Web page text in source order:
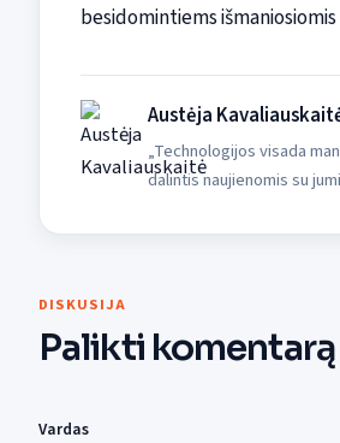
besidomintiems
Austėja
„Technologijos visada
dalintis naujienomis su
DISKUSIJA
Palikti komentarą
Vardas